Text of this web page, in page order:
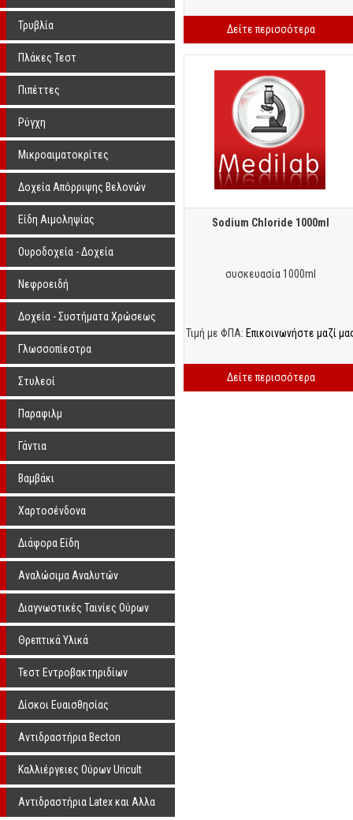
Δείτε περισσότερα
Sodium Chloride 1000ml
συσκευασία 1000ml
Τιμή με ΦΠΑ: Επικοινωνήστε μαζί
Δείτε περισσότερα
Αντικειμενοφόρων Πλακών
Τρυβλία
Πλάκες Τεστ
Πιπέττες
Ρύγχη
Μικροαιματοκρίτες
Δοχεία Απόρριψης Βελονών
Είδη Αιμοληψίας
Ουροδοχεία - Δοχεία
Δείγματος
Νεφροειδή
Δοχεία - Συστήματα Χρώσεως
Γλωσσοπίεστρα
Στυλεοί
Παραφιλμ
Γάντια
Βαμβάκι
Χαρτοσένδονα
Διάφορα Είδη
Αναλώσιμα Αναλυτών
Διαγνωστικές Ταινίες Ούρων
Θρεπτικά Υλικά
Τεστ Εντροβακτηριδίων
Δίσκοι Ευαισθησίας
Αντιβιοτικά BBL Sensi Disc
Αντιδραστήρια Becton
Dickinson
Καλλιέργειες Ούρων Uricult
Αντιδραστήρια Latex και Αλλα